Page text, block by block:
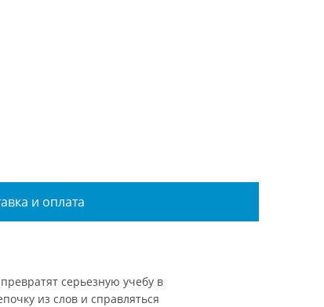
серьезную учебу в
из слов и справляться
и оплата